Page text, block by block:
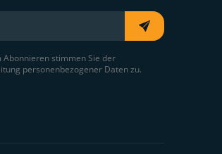
Abonnieren stimmen Sie der
personenbezogener Daten zu.